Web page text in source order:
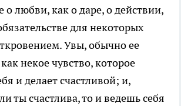
о любви, как о даре, о действии,
для некоторых
Увы, обычно ее
некое чувство, которое
и делает счастливой; и,
ты счастлива, то и ведешь себя